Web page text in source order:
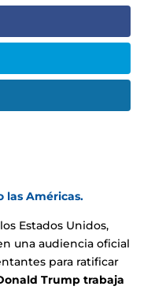
las Américas.
Estados Unidos,
una audiencia oficial
para ratificar
Trump trabaja